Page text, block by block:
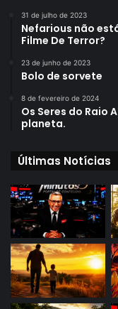
31 de julho de 2023
Nefarious não
Filme De Terror?
23 de junho de 2023
Bolo de sorvete
8 de fevereiro de 2024
Os Seres do Raio
planeta.
Últimas Notícias